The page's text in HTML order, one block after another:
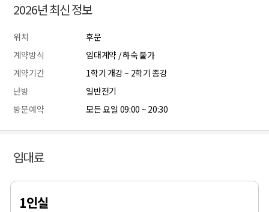
2026년 최신 정보
위치
후문
계약방식
임대계약 / 하숙 불가
계약기간
1학기 개강 ~ 2학기 종강
난방
일반전기
방문예약
모든 요일 09:00 ~ 20:30
임대료
1인실